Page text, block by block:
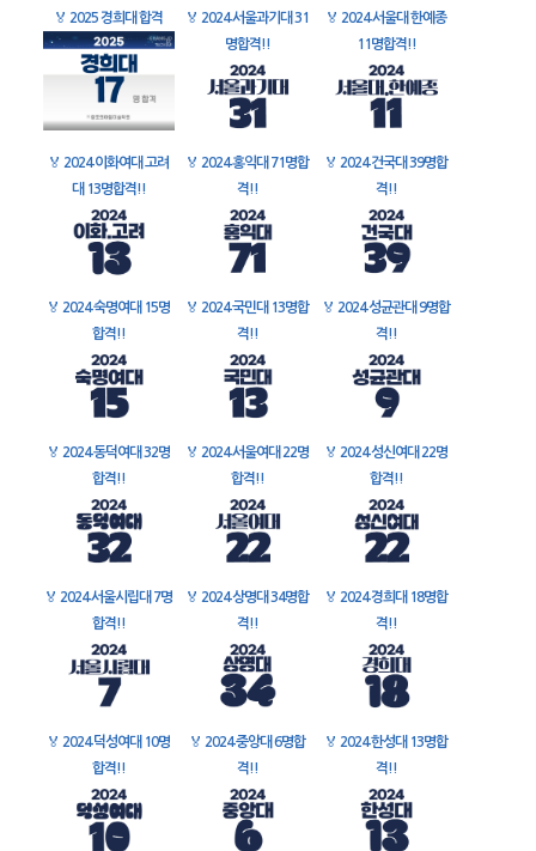
🏅 2025 경희대 합격 🏅 2024 서울과기대 31
명합격!!
🏅 2024 서울대 한예종
11명합격!!
🏅 2024 이화여대 고려
대 13명합격!!
🏅 2024 홍익대 71명합
격!!
🏅 2024 건국대 39명합
격!!
🏅 2024 숙명여대 15명
합격!!
🏅 2024 국민대 13명합
격!!
🏅 2024 성균관대 9명합
격!!
🏅 2024 동덕여대 32명
합격!!
🏅 2024 서울여대 22명
합격!!
🏅 2024 성신여대 22명
합격!!
🏅 2024 서울시립대 7명
합격!!
🏅 2024 상명대 34명합
격!!
🏅 2024 경희대 18명합
격!!
🏅 2024 덕성여대 10명
합격!!
🏅 2024 중앙대 6명합
격!!
🏅 2024 한성대 13명합
격!!